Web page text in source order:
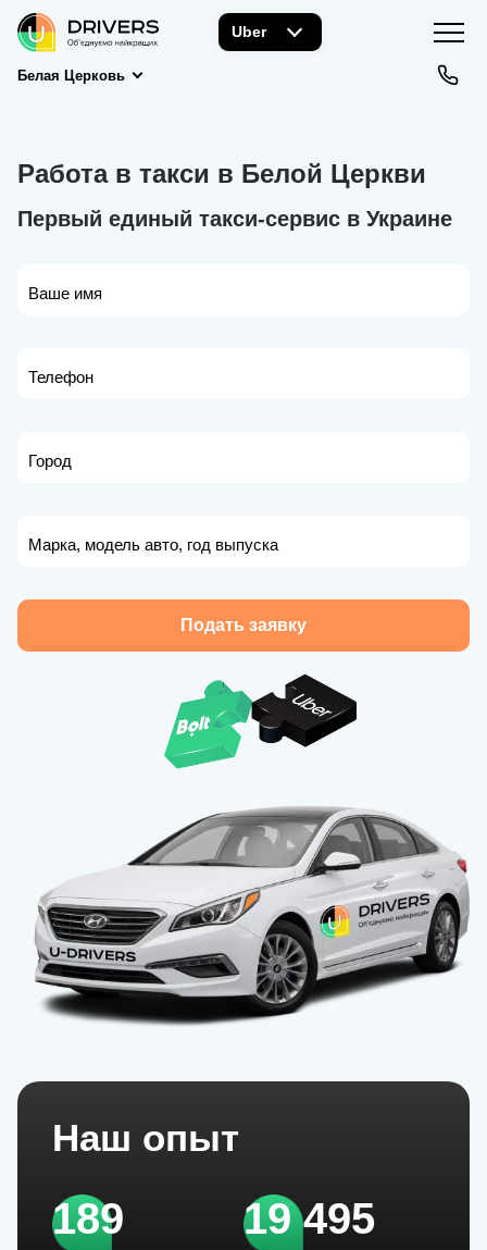
Uber
Белая Церковь
Работа в такси в Белой Церкви
Первый единый такси-сервис в Украине
Ваше имя
Телефон
Город
Марка, модель авто, год выпуска
Подать заявку
Наш опыт
189 19 495